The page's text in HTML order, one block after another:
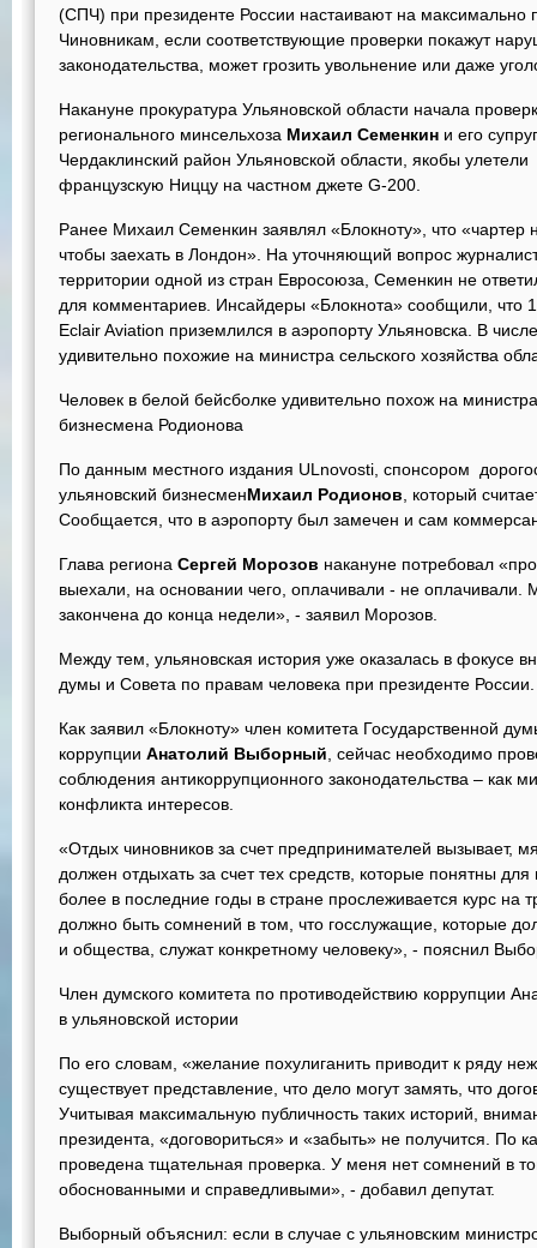
(СПЧ) при президенте России настаивают на максимально
Чиновникам, если соответствующие проверки покажут
законодательства, может грозить увольнение или даже
Накануне прокуратура Ульяновской области начала
регионального минсельхоза Михаил Семенкин и его
Чердаклинский район Ульяновской области, якобы
французскую Ниццу на частном джете G-200.
Ранее Михаил Семенкин заявлял «Блокноту», что
чтобы заехать в Лондон». На уточняющий вопрос
территории одной из стран Евросоюза, Семенкин не
для комментариев. Инсайдеры «Блокнота» сообщили, что
Eclair Aviation приземлился в аэропорту Ульяновска. В
удивительно похожие на министра сельского хозяйства
Человек в белой бейсболке удивительно похож на
бизнесмена Родионова
По данным местного издания ULnovosti, спонсором
ульяновский бизнесменМихаил Родионов , который
Сообщается, что в аэропорту был замечен и сам
Глава региона Сергей Морозов накануне потребовал
выехали, на основании чего, оплачивали - не
закончена до конца недели», - заявил Морозов.
Между тем, ульяновская история уже оказалась в фокусе
думы и Совета по правам человека при президенте России.
Как заявил «Блокноту» член комитета Государственной
коррупции Анатолий Выборный , сейчас необходимо
соблюдения антикоррупционного законодательства – как
конфликта интересов.
«Отдых чиновников за счет предпринимателей вызывает,
должен отдыхать за счет тех средств, которые понятны
более в последние годы в стране прослеживается курс на
должно быть сомнений в том, что госслужащие, которые
и общества, служат конкретному человеку», - пояснил
Член думского комитета по противодействию коррупции
в ульяновской истории
По его словам, «желание похулиганить приводит к ряду
существует представление, что дело могут замять, что
Учитывая максимальную публичность таких историй,
президента, «договориться» и «забыть» не получится. По
проведена тщательная проверка. У меня нет сомнений в
обоснованными и справедливыми», - добавил депутат.
Выборный объяснил: если в случае с ульяновским